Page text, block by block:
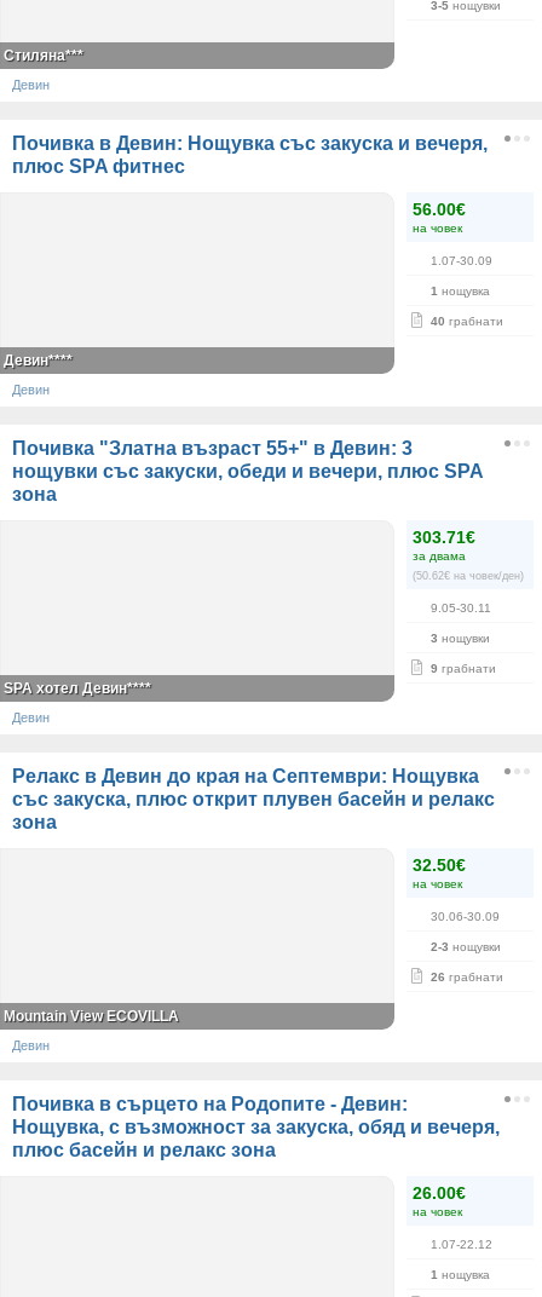
3-5 нощувки
Стиляна***
Девин
Почивка в Девин: Нощувка със закуска и вечеря,
плюс SPA фитнес
56.00€
на човек
1.07-30.09
1 нощувка
40 грабнати
Девин****
Девин
Почивка "Златна възраст 55+" в Девин: 3
нощувки със закуски, обеди и вечери, плюс SPA
зона
303.71€
за двама
(50.62€ на човек/ден)
9.05-30.11
3 нощувки
9 грабнати
SPA хотел Девин****
Девин
Релакс в Девин до края на Септември: Нощувка
със закуска, плюс открит плувен басейн и релакс
зона
32.50€
на човек
30.06-30.09
2-3 нощувки
26 грабнати
Mountain View ECOVILLA
Девин
Почивка в сърцето на Родопите - Девин:
Нощувка, с възможност за закуска, обяд и вечеря,
плюс басейн и релакс зона
26.00€
на човек
1.07-22.12
1 нощувка